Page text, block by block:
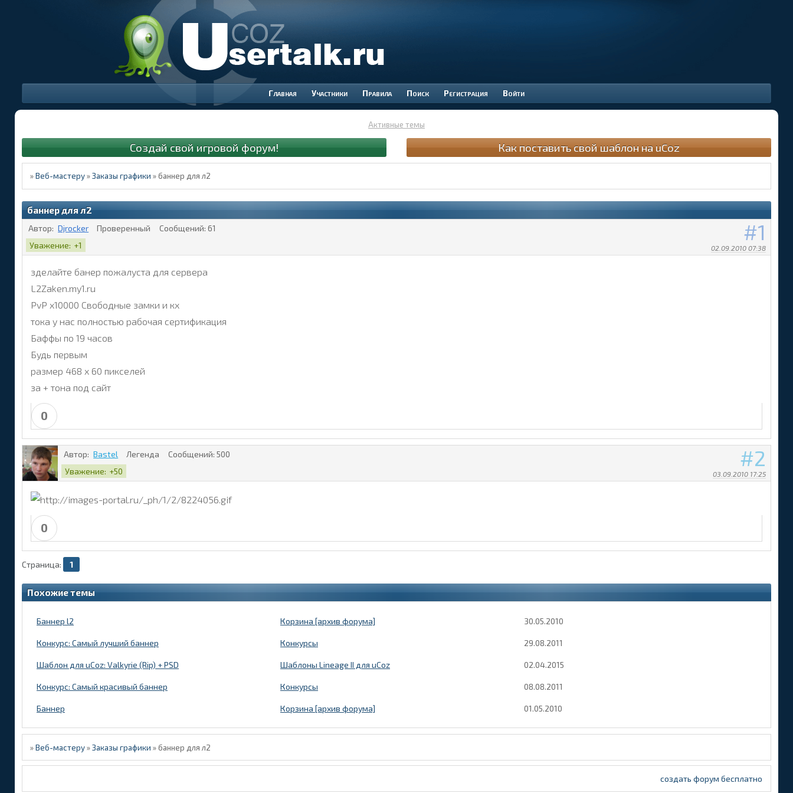
Участники Правила Поиск Регистрация Войти
Активные темы
Создай свой игровой форум! Как поставить свой шаблон на uCoz
»Веб-мастеру »Заказы графики »баннер для л2
баннер для л2
1
02.09.2010 07:38
Автор: Djrocker Проверенный Сообщений: 61
Уважение: +1
зделайте банер пожалуста для сервера
L2Zaken.my1.ru
PvP x10000 Свободные замки и кх
тока у нас полностью рабочая сертификация
Баффы по 19 часов
Будь первым
размер 468 x 60 пикселей
за + тона под сайт
0
2
03.09.2010 17:25
Автор: Bastel Легенда Сообщений: 500
Уважение: +50
0
Страница: 1
Похожие темы
Баннер l2 Корзина [архив форума] 30.05.2010
Конкурс: Самый лучший баннер Конкурсы 29.08.2011
Шаблон для uCoz: Valkyrie (Rip) + PSD Шаблоны Lineage II для uCoz 02.04.2015
Конкурс: Самый красивый баннер Конкурсы 08.08.2011
Баннер Корзина [архив форума] 01.05.2010
»Веб-мастеру »Заказы графики »баннер для л2
создать форум бесплатно